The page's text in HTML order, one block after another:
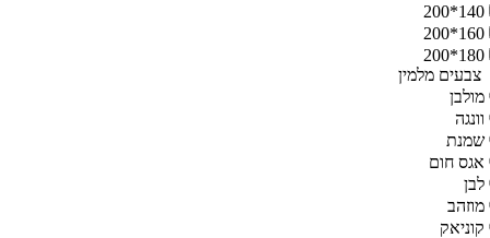
140*200
160*200
180*200
צבעים מלמין
מולבן
וונגה
שמנת
אגס חום
לבן
מוזהב
קוניאק